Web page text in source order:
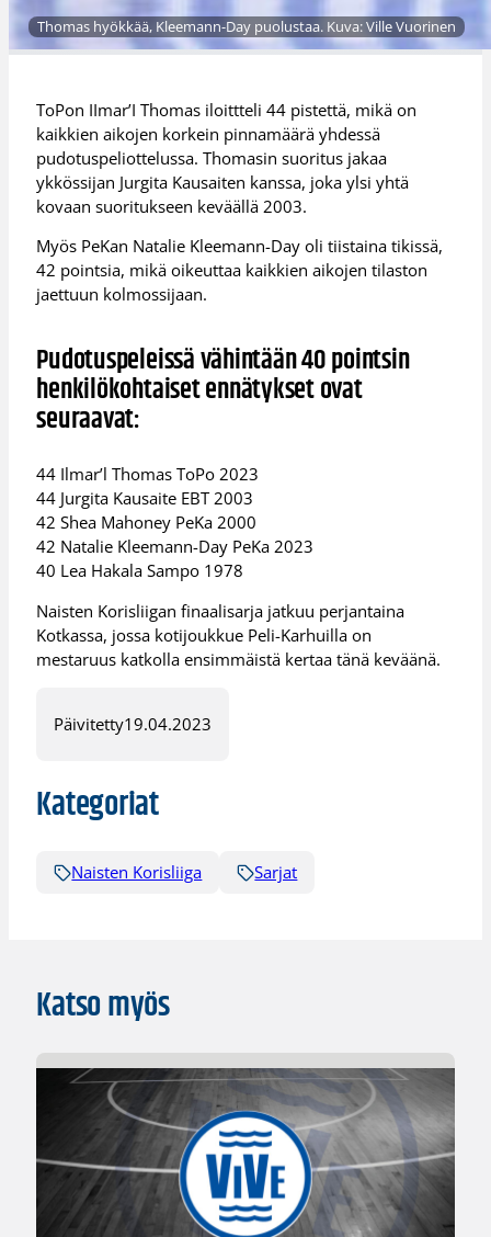
Thomas hyökkää, Kleemann-Day puolustaa. Kuva: Ville Vuorinen
ToPon IImar’I Thomas iloittteli 44 pistettä, mikä on
kaikkien aikojen korkein pinnamäärä yhdessä
pudotuspeliottelussa. Thomasin suoritus jakaa
ykkössijan Jurgita Kausaiten kanssa, joka ylsi yhtä
kovaan suoritukseen keväällä 2003.
Myös PeKan Natalie Kleemann-Day oli tiistaina tikissä,
42 pointsia, mikä oikeuttaa kaikkien aikojen tilaston
jaettuun kolmossijaan.
Pudotuspeleissä vähintään 40 pointsin
henkilökohtaiset ennätykset ovat
seuraavat:
44 Ilmar’l Thomas ToPo 2023
44 Jurgita Kausaite EBT 2003
42 Shea Mahoney PeKa 2000
42 Natalie Kleemann-Day PeKa 2023
40 Lea Hakala Sampo 1978
Naisten Korisliigan finaalisarja jatkuu perjantaina
Kotkassa, jossa kotijoukkue Peli-Karhuilla on
mestaruus katkolla ensimmäistä kertaa tänä keväänä.
Päivitetty19.04.2023
Kategoriat
Naisten Korisliiga Sarjat
Katso myös